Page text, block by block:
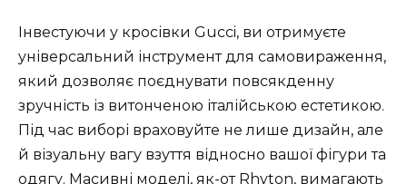
Інвестуючи у кросівки Gucci, ви отримуєте
універсальний інструмент для самовираження,
який дозволяє поєднувати повсякденну
зручність із витонченою італійською естетикою.
Під час виборі враховуйте не лише дизайн, але
й візуальну вагу взуття відносно вашої фігури та
одягу. Масивні моделі, як-от Rhyton, вимагають